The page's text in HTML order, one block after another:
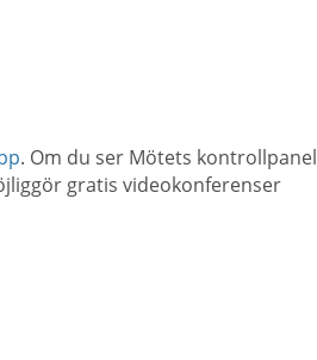
. Om du ser Mötets kontrollpanel
gratis videokonferenser